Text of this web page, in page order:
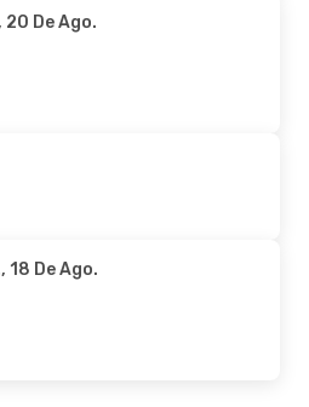
20 De Ago.
18 De Ago.